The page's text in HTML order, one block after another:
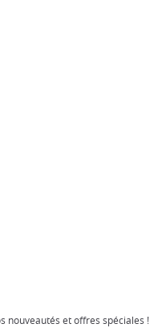
nouveautés et offres spéciales !